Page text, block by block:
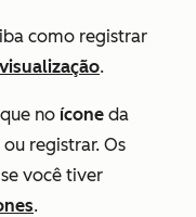
como registrar
.
no ícone da
registrar. Os
você tiver
.